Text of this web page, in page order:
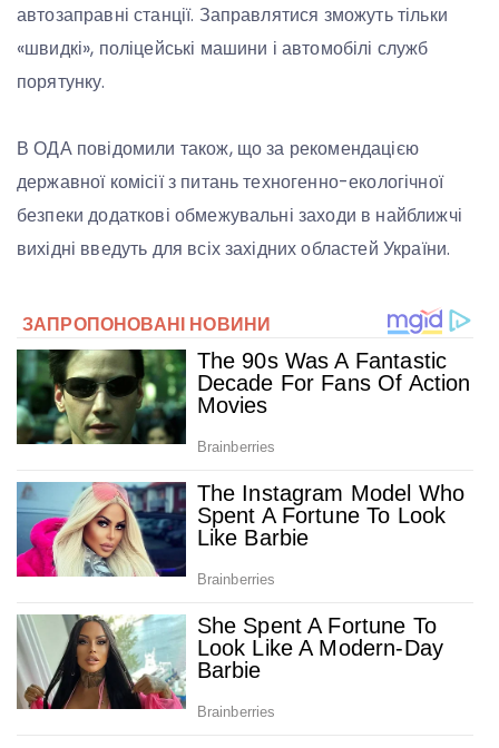
автозаправні станції. Заправлятися зможуть тільки
«швидкі», поліцейські машини і автомобілі служб
порятунку.
В ОДА повідомили також, що за рекомендацією
державної комісії з питань техногенно-екологічної
безпеки додаткові обмежувальні заходи в найближчі
вихідні введуть для всіх західних областей України.